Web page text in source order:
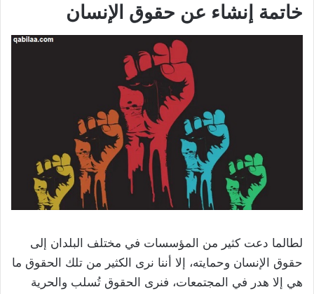
خاتمة إنشاء عن حقوق الإنسان
لطالما دعت كثير من المؤسسات في مختلف البلدان إلى
حقوق الإنسان وحمايته، إلا أننا نرى الكثير من تلك الحقوق ما
هي إلا هدر في المجتمعات، فنرى الحقوق تُسلب والحرية